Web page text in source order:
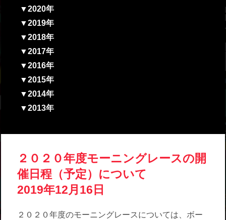
▼2020年
▼2019年
▼2018年
▼2017年
▼2016年
▼2015年
▼2014年
▼2013年
２０２０年度モーニングレースの開
催日程（予定）について
2019年12月16日
２０２０年度のモーニングレースについては、ボー